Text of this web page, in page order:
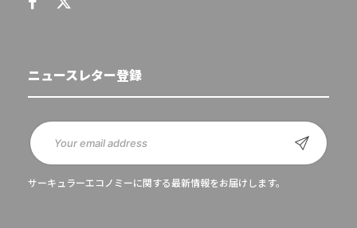
ニュースレター登録
サーキュラーエコノミーに関する最新情報をお届けします。